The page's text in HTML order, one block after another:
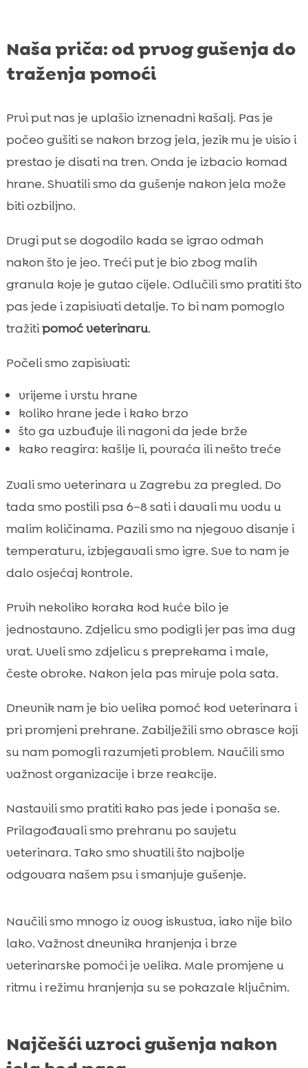
Naša priča: od prvog gušenja do
traženja pomoći
Prvi put nas je uplašio iznenadni kašalj. Pas je
počeo gušiti se nakon brzog jela, jezik mu je visio i
prestao je disati na tren. Onda je izbacio komad
hrane. Shvatili smo da gušenje nakon jela može
biti ozbiljno.
Drugi put se dogodilo kada se igrao odmah
nakon što je jeo. Treći put je bio zbog malih
granula koje je gutao cijele. Odlučili smo pratiti što
pas jede i zapisivati detalje. To bi nam pomoglo
tražitipomoć veterinaru.
Počeli smo zapisivati:
vrijeme i vrstu hrane
koliko hrane jede i kako brzo
što ga uzbuđuje ili nagoni da jede brže
kako reagira: kašlje li, povraća ili nešto treće
Zvali smo veterinara u Zagrebu za pregled. Do
tada smo postili psa 6–8 sati i davali mu vodu u
malim količinama. Pazili smo na njegovo disanje i
temperaturu, izbjegavali smo igre. Sve to nam je
dalo osjećaj kontrole.
Prvih nekoliko koraka kod kuće bilo je
jednostavno. Zdjelicu smo podigli jer pas ima dug
vrat. Uveli smo zdjelicu s preprekama i male,
česte obroke. Nakon jela pas miruje pola sata.
Dnevnik nam je bio velika pomoć kod veterinara i
pri promjeni prehrane. Zabilježili smo obrasce koji
su nam pomogli razumjeti problem. Naučili smo
važnost organizacije i brze reakcije.
Nastavili smo pratiti kako pas jede i ponaša se.
Prilagođavali smo prehranu po savjetu
veterinara. Tako smo shvatili što najbolje
odgovara našem psu i smanjuje gušenje.
Naučili smo mnogo iz ovog iskustva, iako nije bilo
lako. Važnost dnevnika hranjenja i brze
veterinarske pomoći je velika. Male promjene u
ritmu i režimu hranjenja su se pokazale ključnim.
Najčešći uzroci gušenja nakon